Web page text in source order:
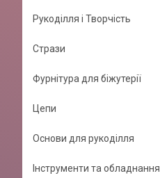
Рукоділля і Творчість
Стрази
Фурнітура для біжутерії
Цепи
Основи для рукоділля
Інструменти та обладнання